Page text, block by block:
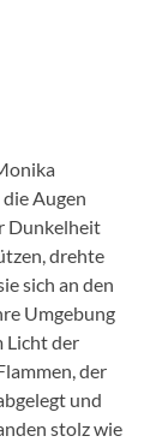
Augen
Dunkelheit
drehte
sich an den
Umgebung
Licht der
der
und
stolz wie